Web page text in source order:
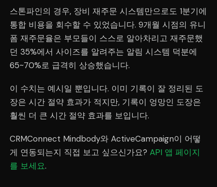
스톤파인의 경우, 장비 재주문 시스템만으로도 1분기에
통합 비용을 회수할 수 있었습니다. 9개월 시점의 유니
폼 재주문율은 부모들이 스스로 알아차리고 재주문했
던 35%에서 사이즈를 알려주는 알림 시스템 덕분에
65~70%로 급격히 상승했습니다.
이 수치는 예시일 뿐입니다. 이미 기록이 잘 정리된 도
장은 시간 절약 효과가 적지만, 기록이 엉망인 도장은
훨씬 더 큰 시간 절약 효과를 보입니다.
CRMConnect Mindbody와 ActiveCampaign이 어떻
게 연동되는지 직접 보고 싶으신가요? API 앱 페이지
를 보세요.